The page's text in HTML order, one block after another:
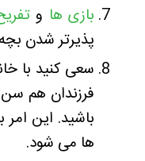
بازی ها و
پذیرتر شدن
سعی کنید با
فرزندان هم
باشید. این
ها می شود.